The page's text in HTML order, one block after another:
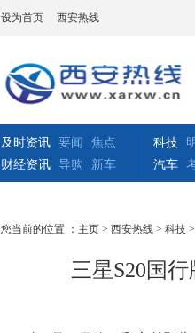
设为首页 西安热线
及时资讯 要闻
焦点
财经资讯 导购 新车
科技
汽车
您当前的位置 ： 主页 > 西安热线 > 科技
三星S20国